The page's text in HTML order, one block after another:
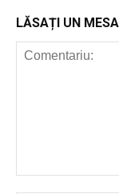
LĂSAȚI UN